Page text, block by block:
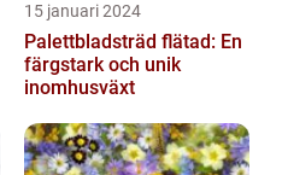
15 januari 2024
Palettbladsträd flätad: En
färgstark och unik
inomhusväxt